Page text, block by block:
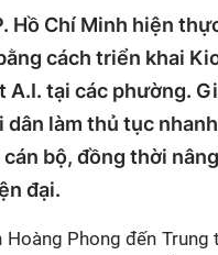
Hồ Chí Minh hiện
cách triển khai
A.I. tại các phường.
dân làm thủ tục
bộ, đồng thời
đại.
Hoàng Phong đến Trung